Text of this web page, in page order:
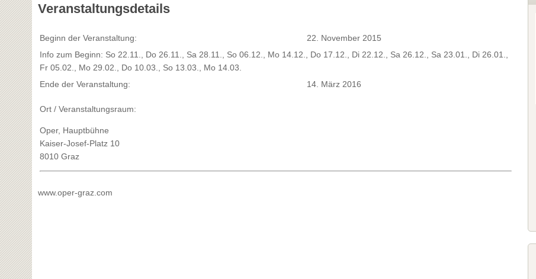
Veranstaltungsdetails
Beginn der Veranstaltung:
22. November 2015
Info zum Beginn: So 22.11., Do 26.11., Sa 28.11., So 06.12., Mo 14.12., Do 17.12., Di 22.12., Sa 26.12., Sa 23.01., Di 26.01.,
Fr 05.02., Mo 29.02., Do 10.03., So 13.03., Mo 14.03.
Ende der Veranstaltung:
14. März 2016
Ort / Veranstaltungsraum:
Oper, Hauptbühne
Kaiser-Josef-Platz 10
8010 Graz
www.oper-graz.com